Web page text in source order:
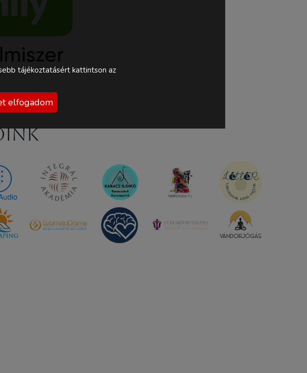
tájékoztatásért kattintson az
elfogadom